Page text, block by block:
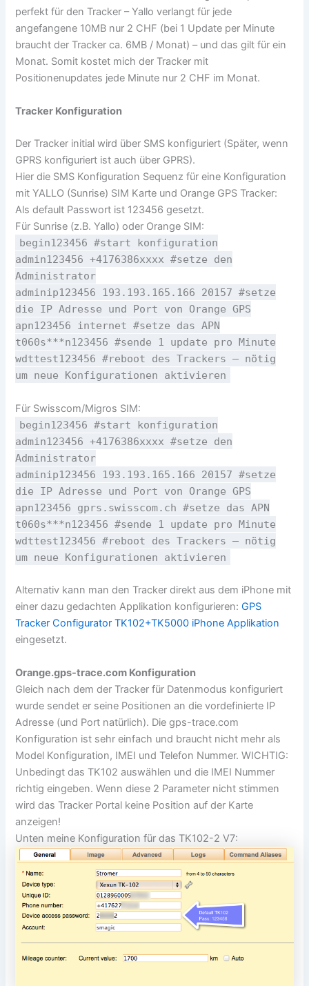
perfekt für den Tracker – Yallo verlangt für jede
angefangene 10MB nur 2 CHF (bei 1 Update per Minute
braucht der Tracker ca. 6MB / Monat) – und das gilt für ein
Monat. Somit kostet mich der Tracker mit
Positionenupdates jede Minute nur 2 CHF im Monat.
Tracker Konfiguration
Der Tracker initial wird über SMS konfiguriert (Später, wenn
GPRS konfiguriert ist auch über GPRS).
Hier die SMS Konfiguration Sequenz für eine Konfiguration
mit YALLO (Sunrise) SIM Karte und Orange GPS Tracker:
Als default Passwort ist 123456 gesetzt.
Für Sunrise (z.B. Yallo) oder Orange SIM:
begin123456 #start konfiguration
admin123456 +4176386xxxx #setze den
Administrator
adminip123456 193.193.165.166 20157 #setze
die IP Adresse und Port von Orange GPS
apn123456 internet #setze das APN
t060s***n123456 #sende 1 update pro Minute
wdttest123456 #reboot des Trackers – nötig
um neue Konfigurationen aktivieren
Für Swisscom/Migros SIM:
begin123456 #start konfiguration
admin123456 +4176386xxxx #setze den
Administrator
adminip123456 193.193.165.166 20157 #setze
die IP Adresse und Port von Orange GPS
apn123456 gprs.swisscom.ch #setze das APN
t060s***n123456 #sende 1 update pro Minute
wdttest123456 #reboot des Trackers – nötig
um neue Konfigurationen aktivieren
Alternativ kann man den Tracker direkt aus dem iPhone mit
einer dazu gedachten Applikation konfigurieren:GPS
Tracker Configurator TK102+TK5000 iPhone Applikation
eingesetzt.
Orange.gps-trace.com Konfiguration
Gleich nach dem der Tracker für Datenmodus konfiguriert
wurde sendet er seine Positionen an die vordefinierte IP
Adresse (und Port natürlich). Die gps-trace.com
Konfiguration ist sehr einfach und braucht nicht mehr als
Model Konfiguration, IMEI und Telefon Nummer. WICHTIG:
Unbedingt das TK102 auswählen und die IMEI Nummer
richtig eingeben. Wenn diese 2 Parameter nicht stimmen
wird das Tracker Portal keine Position auf der Karte
anzeigen!
Unten meine Konfiguration für das TK102-2 V7: